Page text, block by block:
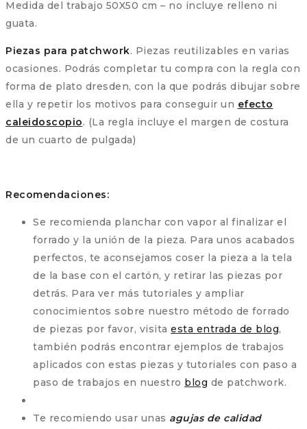
Medida del trabajo 50X50 cm – no incluye relleno ni
guata.
Piezas para patchwork. Piezas reutilizables en varias
ocasiones. Podrás completar tu compra con la regla con
forma de plato dresden, con la que podrás dibujar sobre
ella y repetir los motivos para conseguir un efecto
caleidoscopio. (La regla incluye el margen de costura
de un cuarto de pulgada)
Recomendaciones:
Se recomienda planchar con vapor al finalizar el
forrado y la unión de la pieza. Para unos acabados
perfectos, te aconsejamos coser la pieza a la tela
de la base con el cartón, y retirar las piezas por
detrás. Para ver más tutoriales y ampliar
conocimientos sobre nuestro método de forrado
de piezas por favor, visita esta entrada de blog,
también podrás encontrar ejemplos de trabajos
aplicados con estas piezas y tutoriales con paso a
paso de trabajos en nuestro blog de patchwork.
Te recomiendo usar unas agujas de calidad